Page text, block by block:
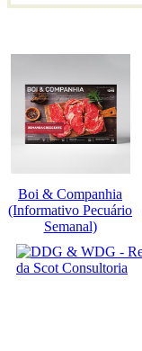
Boi & Companhia
(Informativo Pecuário
Semanal)